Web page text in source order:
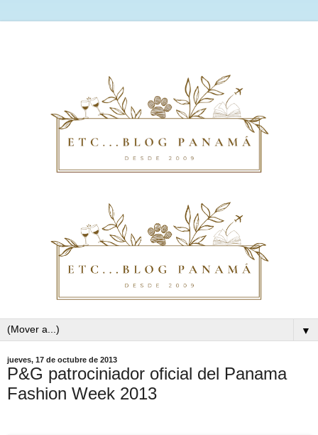
▼
jueves, 17 de octubre de 2013
P&G patrociniador oficial del Panama
Fashion Week 2013